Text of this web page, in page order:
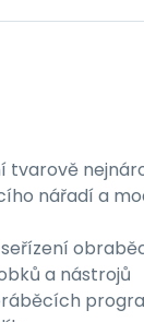
tvarově
nářadí a
a nástrojů